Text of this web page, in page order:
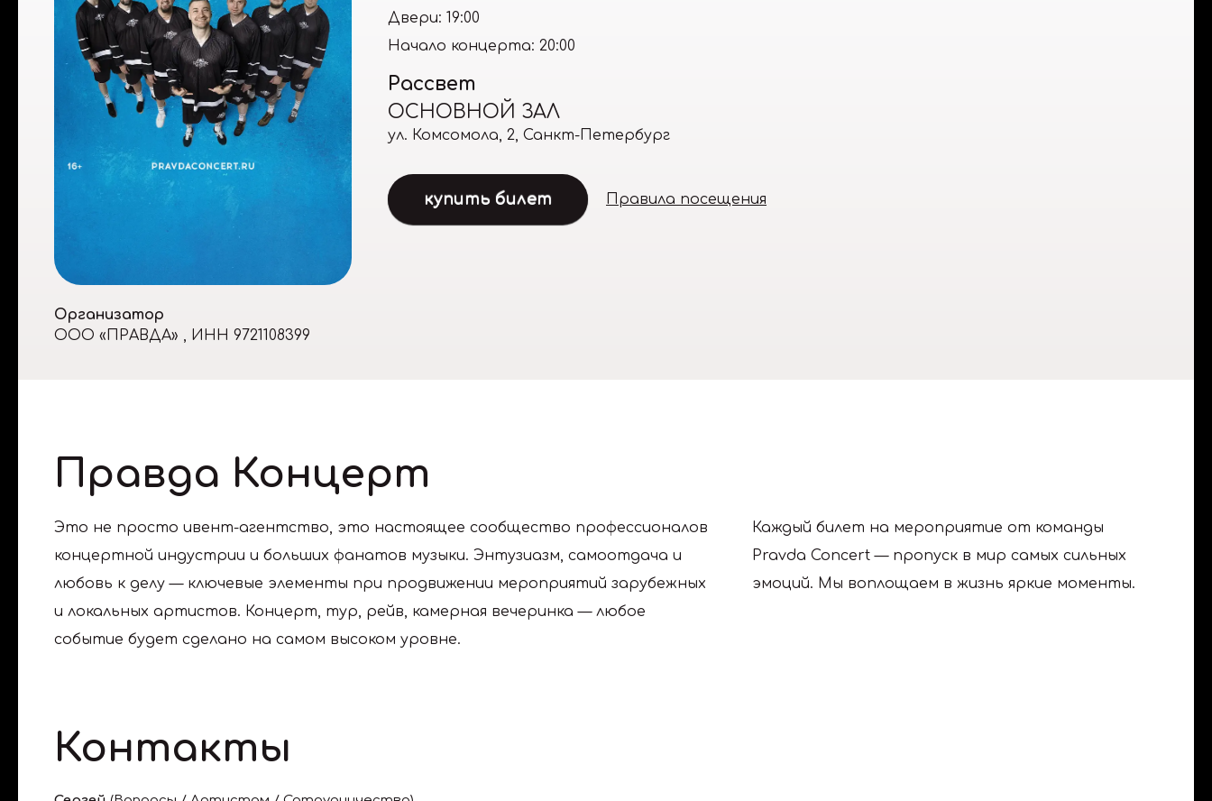
Организатор
ООО «ПРАВДА» , ИНН 9721108399
Двери: 19:00
Начало концерта: 20:00
Рассвет
ОСНОВНОЙ ЗАЛ
ул. Комсомола, 2, Санкт-Петербург
купить билет Правила посещения
Правда Концерт
Это не просто ивент-агентство, это настоящее сообщество профессионалов
концертной индустрии и больших фанатов музыки. Энтузиазм, самоотдача и
любовь к делу — ключевые элементы при продвижении мероприятий зарубежных
и локальных артистов. Концерт, тур, рейв, камерная вечеринка — любое
событие будет сделано на самом высоком уровне.
Каждый билет на мероприятие от команды
Pravda Concert — пропуск в мир самых сильных
эмоций. Мы воплощаем в жизнь яркие моменты.
Контакты